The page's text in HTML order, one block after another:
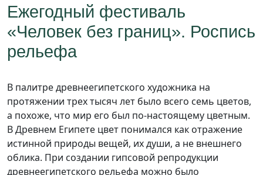
Ежегодный фестиваль
«Человек без границ». Роспись
рельефа
В палитре древнеегипетского художника на
протяжении трех тысяч лет было всего семь цветов,
а похоже, что мир его был по-настоящему цветным.
B Древнем Египете цвет понимался как отражение
истинной природы вещей, их души, а не внешнего
облика. При создании гипсовой репродукции
древнеегипетского рельефа можно было